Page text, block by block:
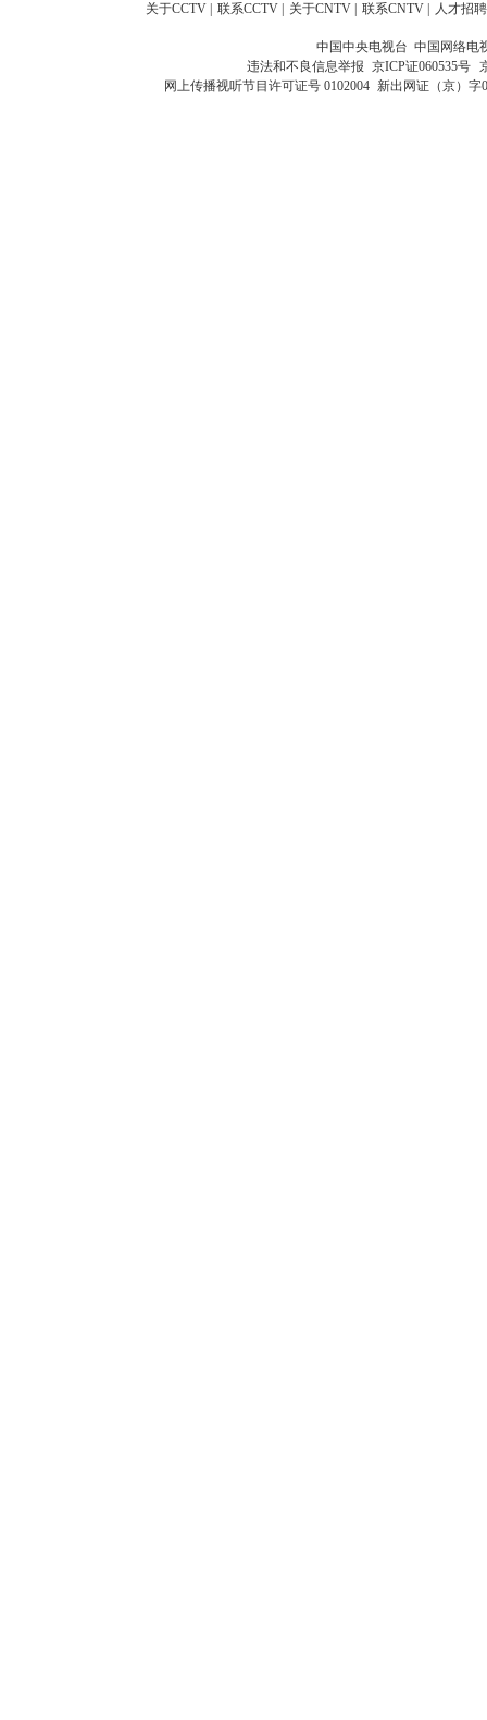
关于CCTV 联系CCTV 关于CNTV 联系CNTV 人才招聘
中国中央电视台 中国网络电
违法和不良信息举报 京ICP证060535号
网上传播视听节目许可证号 0102004 新出网证（京）